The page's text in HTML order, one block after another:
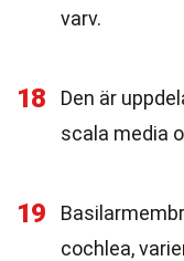
varv.
18
Den är
scala media
19
cochlea,